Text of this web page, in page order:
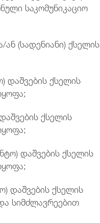
საკომუნიკაციო
(სადენიანი) ქსელის
ქსელის
ქსელის
დაშვების ქსელის
დაშვების ქსელის
სიმძლავრეებით